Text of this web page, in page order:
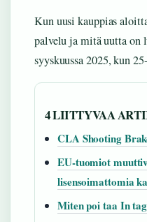
Kun uusi kauppias
palvelu ja mitä uutta on
syyskuussa 2025, kun
4 LIITTYVAA
CLA Shooting
EU-tuomiot
lisensoimattomia
Miten poi taa In